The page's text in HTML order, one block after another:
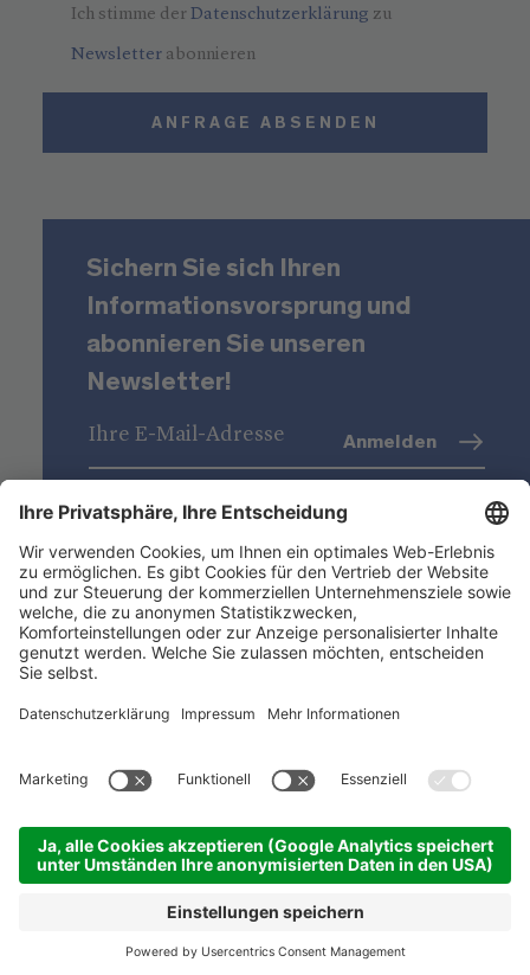
Ich stimme derDatenschutzerklärung zu
Newsletter abonnieren
ANFRAGE ABSENDEN
Sichern Sie sich Ihren
Informationsvorsprung und
abonnieren Sie unseren
Newsletter!
Datenschutz (Info)
Anmelden
Niederstätter AG
Standorte
Nützliche Links
Produktsortiment
ACADEMY